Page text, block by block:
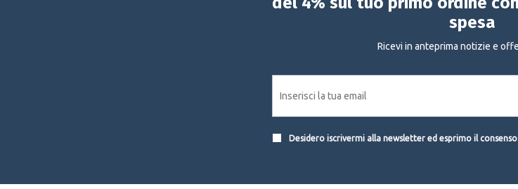
spesa
Ricevi in anteprima notizie e
Desidero iscrivermi alla newsletter ed esprimo il consenso